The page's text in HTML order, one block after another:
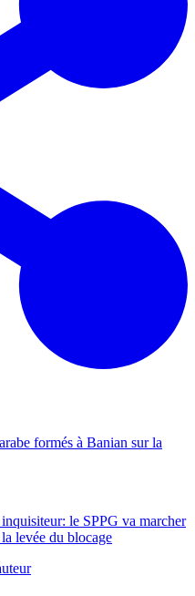
formés à Banian sur la
le SPPG va marcher
levée du blocage